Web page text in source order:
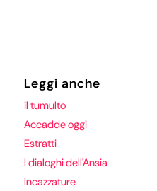
Leggi anche
il tumulto
Accadde oggi
Estratti
I dialoghi dell'Ansia
Incazzature